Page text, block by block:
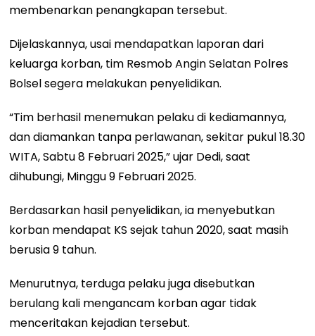
membenarkan penangkapan tersebut.
Dijelaskannya, usai mendapatkan laporan dari
keluarga korban, tim Resmob Angin Selatan Polres
Bolsel segera melakukan penyelidikan.
“Tim berhasil menemukan pelaku di kediamannya,
dan diamankan tanpa perlawanan, sekitar pukul 18.30
WITA, Sabtu 8 Februari 2025,” ujar Dedi, saat
dihubungi, Minggu 9 Februari 2025.
Berdasarkan hasil penyelidikan, ia menyebutkan
korban mendapat KS sejak tahun 2020, saat masih
berusia 9 tahun.
Menurutnya, terduga pelaku juga disebutkan
berulang kali mengancam korban agar tidak
menceritakan kejadian tersebut.